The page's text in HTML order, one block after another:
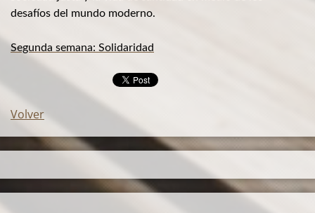
desafíos del mundo moderno.
Segunda semana: Solidaridad
Volver